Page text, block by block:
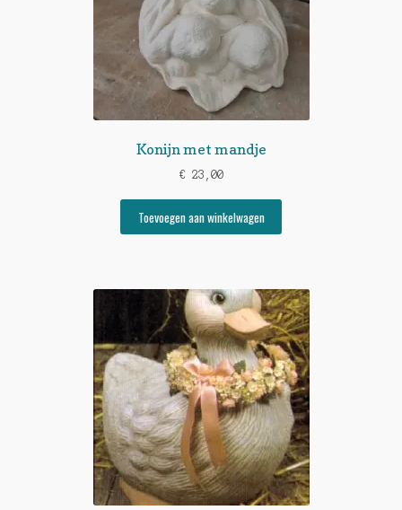
Konijn met mandje
€ 23,00
Toevoegen aan winkelwagen